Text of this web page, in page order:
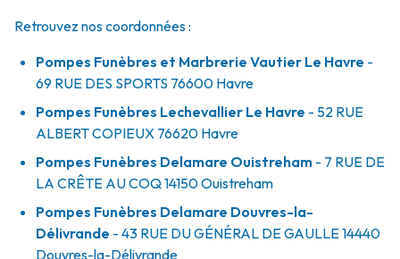
Retrouvez nos coordonnées :
Pompes Funèbres et Marbrerie Vautier Le Havre -
69 RUE DES SPORTS 76600 Havre
Pompes Funèbres Lechevallier Le Havre - 52 RUE
ALBERT COPIEUX 76620 Havre
Pompes Funèbres Delamare Ouistreham - 7 RUE DE
LA CRÊTE AU COQ14150Ouistreham
Pompes Funèbres Delamare Douvres-la-
Délivrande - 43 RUE DU GÉNÉRAL DE GAULLE14440
Douvres-la-Délivrande